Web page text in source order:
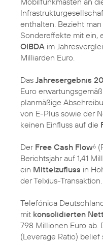
enthalten. Bezieht
Sondereffekte mit ein,
OIBDA im
Milliarden Euro.
Das Jahresergebnis
Euro
planmäßige
von E-Plus sowie der
keinen Einfluss auf die
Der Free Cash Flow6
Berichtsjahr auf 1,41
ein Mittelzufluss in
der Telxius-Transaktion.
Telefónica
mit konsolidierten
798 Millionen Euro ab.
(Leverage Ratio)